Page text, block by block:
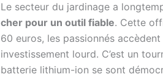
Le secteur du jardinage a
cher pour un outil fiable. Cette
60 euros, les passionnés
investissement lourd. C’est un
batterie lithium-ion se sont